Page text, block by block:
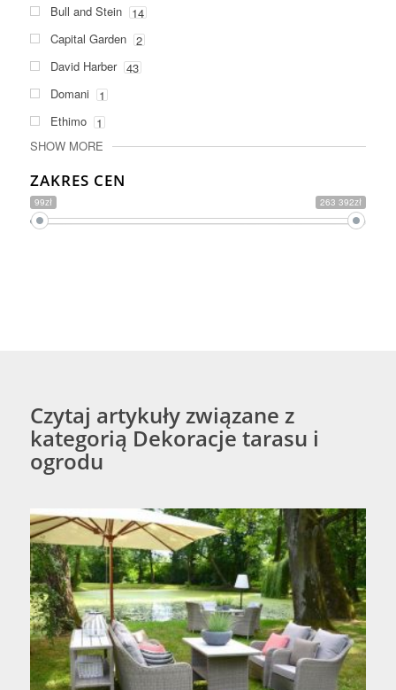
Bull and Stein 14
Capital Garden 2
David Harber 43
Domani
1
Ethimo 1
SHOW MORE
ZAKRES CEN
99zł 263 392zł
Czytaj artykuły związane z
kategorią Dekoracje tarasu i
ogrodu